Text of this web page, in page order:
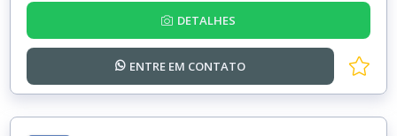
DETALHES
ENTRE EM CONTATO